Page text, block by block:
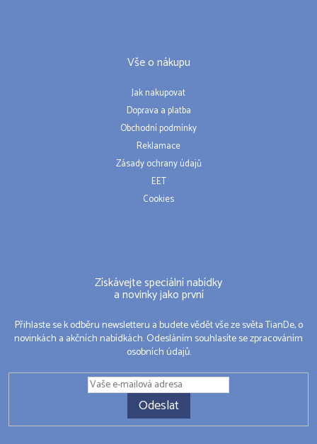
Vše o nákupu
Jak nakupovat
Doprava a platba
Obchodní podmínky
Reklamace
Zásady ochrany údajů
EET
Cookies
Získávejte speciální nabídky
a novinky jako první
Přihlaste se k odběru newsletteru a budete vědět vše ze světa TianDe, o
novinkách a akčních nabídkách. Odesláním souhlasíte se zpracováním
osobních údajů.
Odeslat